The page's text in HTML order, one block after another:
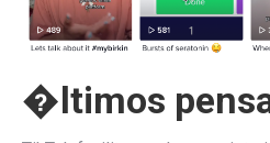
�ltimos